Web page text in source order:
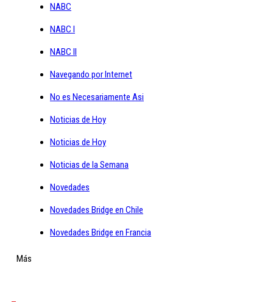
NABC
NABC I
NABC II
Navegando por Internet
No es Necesariamente Asi
Noticias de Hoy
Noticias de Hoy
Noticias de la Semana
Novedades
Novedades Bridge en Chile
Novedades Bridge en Francia
Más